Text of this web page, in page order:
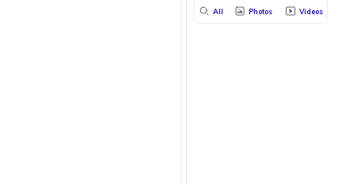
All Photos Videos